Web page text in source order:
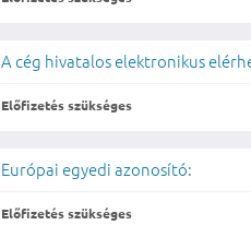
A cég hivatalos elektronikus
Előfizetés szükséges
Európai egyedi azonosító:
Előfizetés szükséges